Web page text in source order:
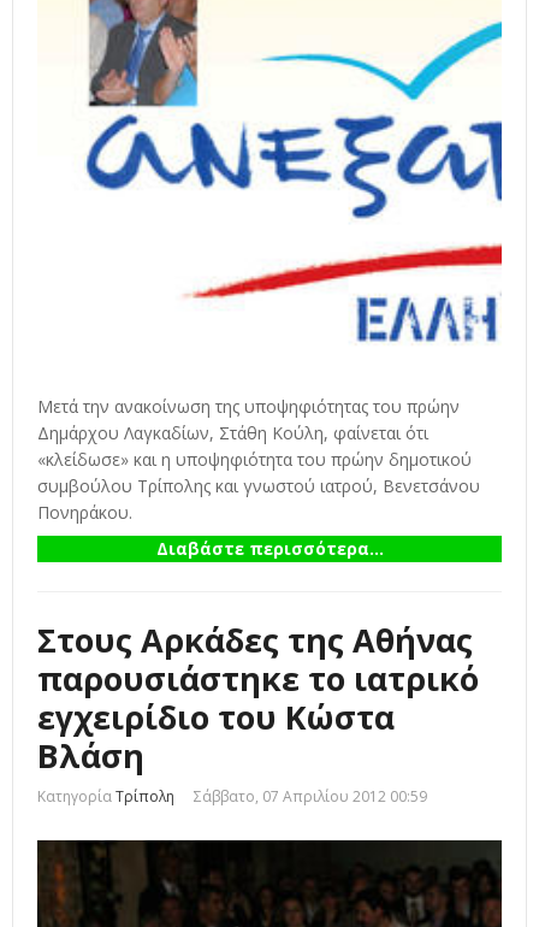
Μετά την ανακοίνωση της υποψηφιότητας του πρώην
Δημάρχου Λαγκαδίων, Στάθη Κούλη, φαίνεται ότι
«κλείδωσε» και η υποψηφιότητα του πρώην δημοτικού
συμβούλου Τρίπολης και γνωστού ιατρού, Βενετσάνου
Πονηράκου.
Διαβάστε περισσότερα...
Στους Αρκάδες της Αθήνας
παρουσιάστηκε το ιατρικό
εγχειρίδιο του Κώστα
Βλάση
ΚατηγορίαΤρίπολη Σάββατο, 07 Απριλίου 2012 00:59